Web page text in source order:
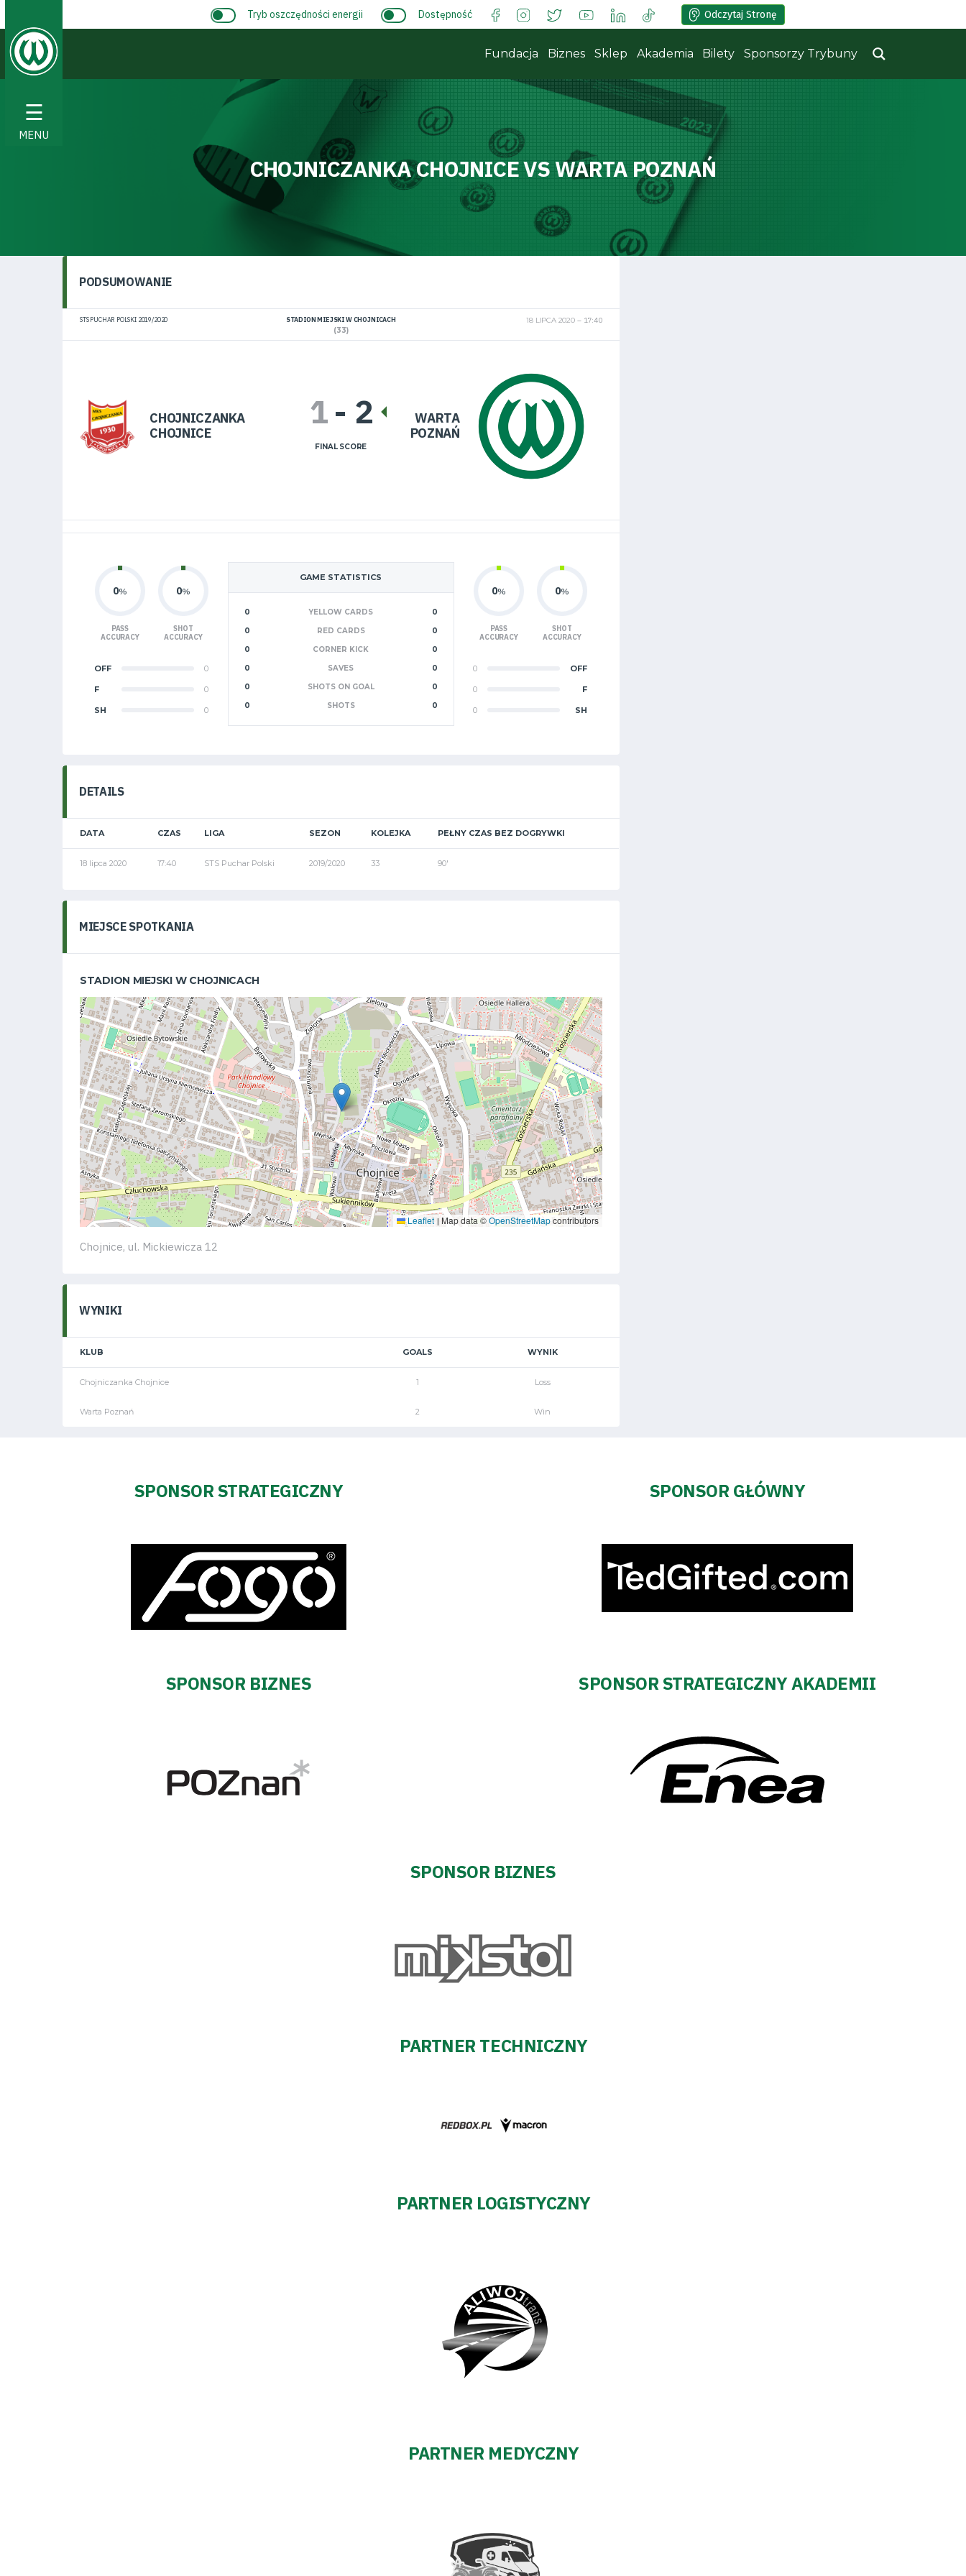
☰
MENU
Tabela
terminarz
Kontakt
Pierwszy
zespół
Amp
Tryb oszczędności energii Dostępność Odczytaj Stronę
Fundacja Biznes Sklep Akademia Bilety Sponsorzy Trybuny
CHOJNICZANKA CHOJNICE VS WARTA POZNAŃ
PODSUMOWANIE
STS PUCHAR POLSKI 2019/2020 STADION MIEJSKI W CHOJNICACH 18 LIPCA 2020
17:40
(33)
CHOJNICZANKA
CHOJNICE
WARTA
POZNAŃ
1- 2
FINAL SCORE
GAME STATISTICS
0 YELLOW CARDS
0
0
RED CARDS
0
0
CORNER KICK
0
0
SAVES
0
0
SHOTS ON GOAL
0
0
SHOTS 0
0%
PASS
ACCURACY
0%
SHOT
ACCURACY
OFF 0
F 0
SH 0
0%
PASS
ACCURACY
0%
SHOT
ACCURACY
0 OFF
0 F
0 SH
DETAILS
DATA CZAS LIGA SEZON KOLEJKA PEŁNY CZAS BEZ DOGRYWKI
18 lipca 2020 17:40 STS Puchar Polski 2019/2020 33 90'
MIEJSCE SPOTKANIA
STADION MIEJSKI W CHOJNICACH
Leaflet | Map data ©OpenStreetMapcontributors
Chojnice, ul. Mickiewicza 12
WYNIKI
KLUB GOALS WYNIK
Chojniczanka Chojnice 1 Loss
Warta Poznań 2 Win
SPONSOR STRATEGICZNY SPONSOR GŁÓWNY
SPONSOR BIZNES SPONSOR STRATEGICZNY AKADEMII
SPONSOR BIZNES
PARTNER TECHNICZNY
PARTNER LOGISTYCZNY
PARTNER MEDYCZNY